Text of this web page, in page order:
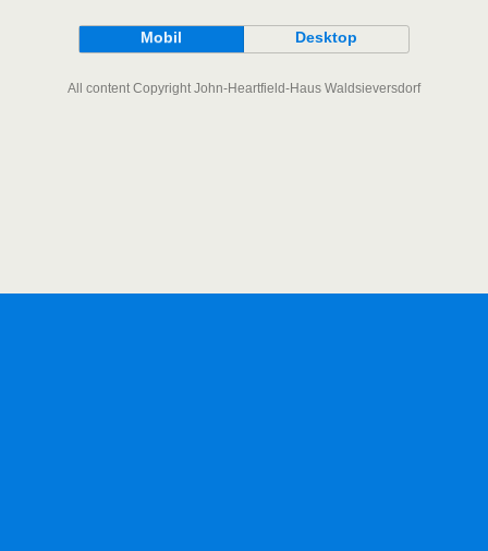
Mobil Desktop
All content Copyright John-Heartfield-Haus Waldsieversdorf